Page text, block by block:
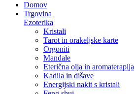
Domov
Trgovina
Ezoterika
Kristali
Tarot in orakeljske karte
Orgoniti
Mandale
Eterična olja in aromaterapija
Kadila in dišave
Energijski nakit s kristali